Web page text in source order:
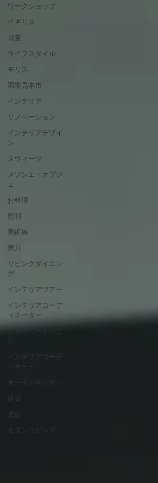
ワークショップ
イギリス
骨董
ライフスタイル
モリス
国際見本市
インテリア
リノベーション
インテリアデザイ
ン
スウィーツ
メゾンエ・オブジ
ェ
お料理
照明
美術展
家具
リビングダイニン
グ
インテリアツアー
インテリアコーデ
ィネーター
プライベートのこ
と
インテリアコーデ
ィネート
オーダーキッチン
建築
北欧
モダンリビング